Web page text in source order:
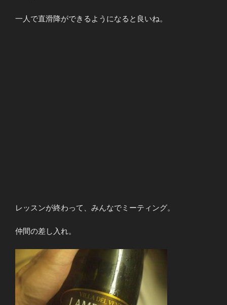
一人で直滑降ができるようになると良いね。
レッスンが終わって、みんなでミーティング。
仲間の差し入れ。